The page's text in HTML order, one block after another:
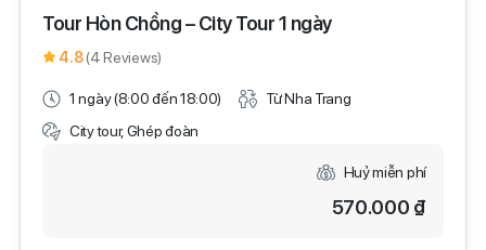
Tour Hòn Chồng – City Tour 1 ngày
4.8(4 Reviews)
1 ngày (8:00 đến 18:00)
Từ Nha Trang
City tour, Ghép đoàn
Huỷ miễn phí
570.000 ₫